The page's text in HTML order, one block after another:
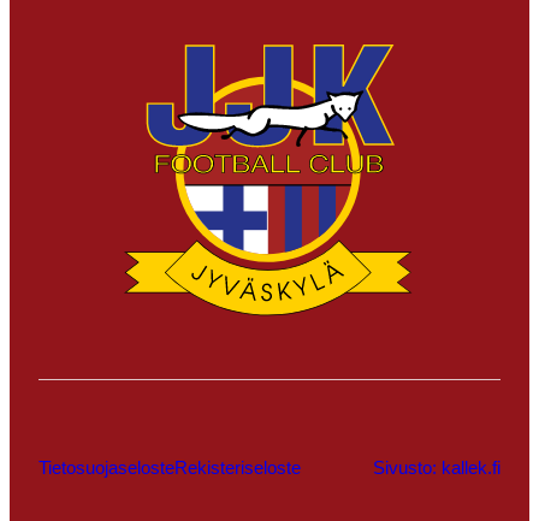
TietosuojaselosteRekisteriseloste Sivusto: kallek.fi